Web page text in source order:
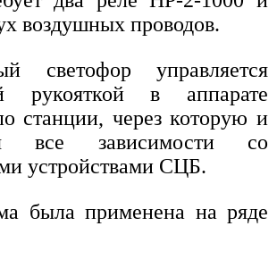
воздушных проводов.
светофор управляется
рукояткой в аппарате
станции, через которую и
все зависимости со
устройствами СЦБ.
была применена на ряде